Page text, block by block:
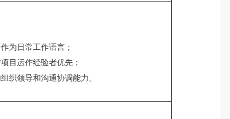
为日常工作语言；
目运作经验者优先；
织领导和沟通协调能力。